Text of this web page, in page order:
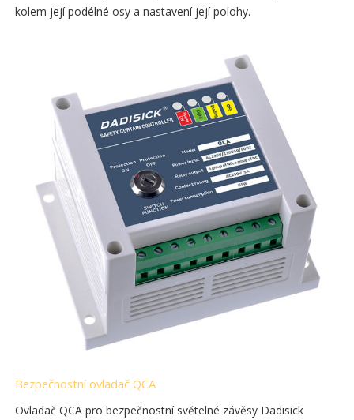
kolem její podélné osy a nastavení její polohy.
Bezpečnostní ovladač QCA
Ovladač QCA pro bezpečnostní světelné závěsy Dadisick